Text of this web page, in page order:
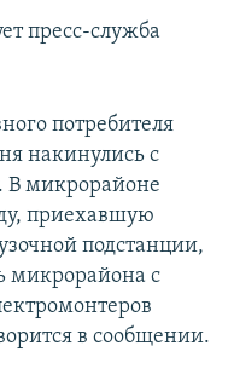
пресс-служба
потребителя
накинулись с
В микрорайоне
приехавшую
подстанции,
микрорайона с
в сообщении.